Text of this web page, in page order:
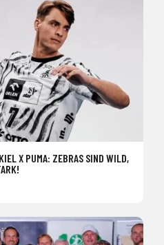
X PUMA: ZEBRAS SIND WILD,